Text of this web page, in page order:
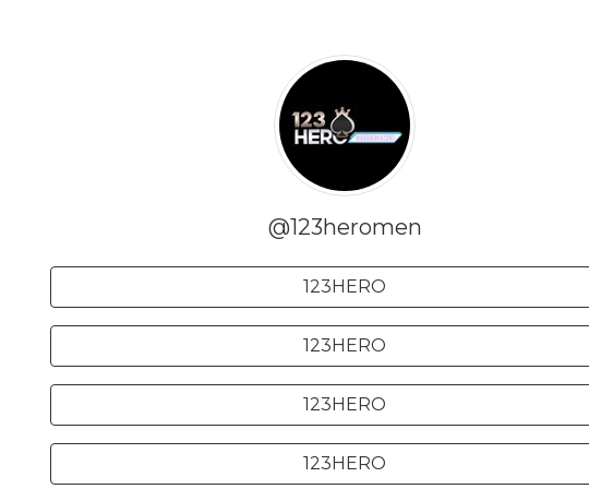
@123heromen
123HERO
123HERO
123HERO
123HERO